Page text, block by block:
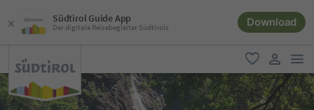
Südtirol Guide App
Der digitale Reisebegleiter Südtirols Download
favorit
user link